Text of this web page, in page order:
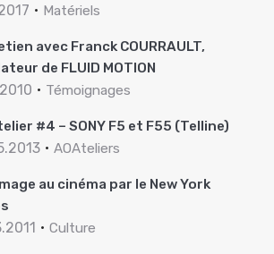
Matériels
avec Franck COURRAULT,
de FLUID MOTION
Témoignages
#4 – SONY F5 et F55 (Telline)
AOAteliers
au cinéma par le New York
Culture